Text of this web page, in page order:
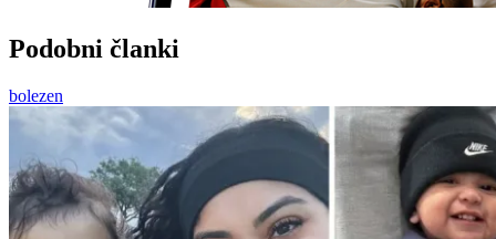
Podobni članki
bolezen